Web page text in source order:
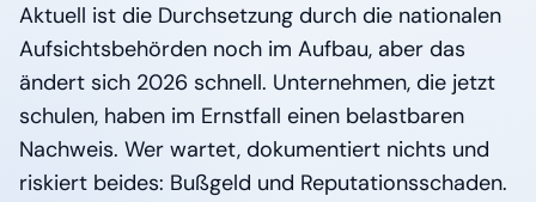
Aktuell ist die Durchsetzung durch die nationalen
Aufsichtsbehörden noch im Aufbau, aber das
ändert sich 2026 schnell. Unternehmen, die jetzt
schulen, haben im Ernstfall einen belastbaren
Nachweis. Wer wartet, dokumentiert nichts und
riskiert beides: Bußgeld und Reputationsschaden.